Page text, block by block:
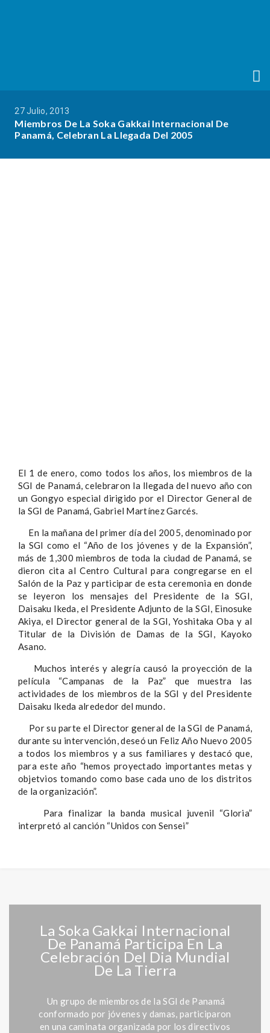
27 Julio, 2013
Miembros De La Soka Gakkai Internacional De
Panamá, Celebran La Llegada Del 2005
El 1 de enero, como todos los años, los miembros de la
SGI de Panamá, celebraron la llegada del nuevo año con
un Gongyo especial dirigido por el Director General de
la SGI de Panamá, Gabriel Martínez Garcés.
En la mañana del primer día del 2005, denominado por
la SGI como el “Año de los jóvenes y de la Expansión”,
más de 1,300 miembros de toda la ciudad de Panamá, se
dieron cita al Centro Cultural para congregarse en el
Salón de la Paz y participar de esta ceremonia en donde
se leyeron los mensajes del Presidente de la SGI,
Daisaku Ikeda, el Presidente Adjunto de la SGI, Einosuke
Akiya, el Director general de la SGI, Yoshitaka Oba y al
Titular de la División de Damas de la SGI, Kayoko
Asano.
Muchos interés y alegría causó la proyección de la
película “Campanas de la Paz” que muestra las
actividades de los miembros de la SGI y del Presidente
Daisaku Ikeda alrededor del mundo.
Por su parte el Director general de la SGI de Panamá,
durante su intervención, deseó un Feliz Año Nuevo 2005
a todos los miembros y a sus familiares y destacó que,
para este año “hemos proyectado importantes metas y
objetvios tomando como base cada uno de los distritos
de la organización”.
Para finalizar la banda musical juvenil “Gloria”
interpretó al canción “Unidos con Sensei”
La Soka Gakkai Internacional
De Panamá Participa En La
Celebración Del Dia Mundial
De La Tierra
Un grupo de miembros de la SGI de Panamá
conformado por jóvenes y damas, participaron
en una caminata organizada por los directivos